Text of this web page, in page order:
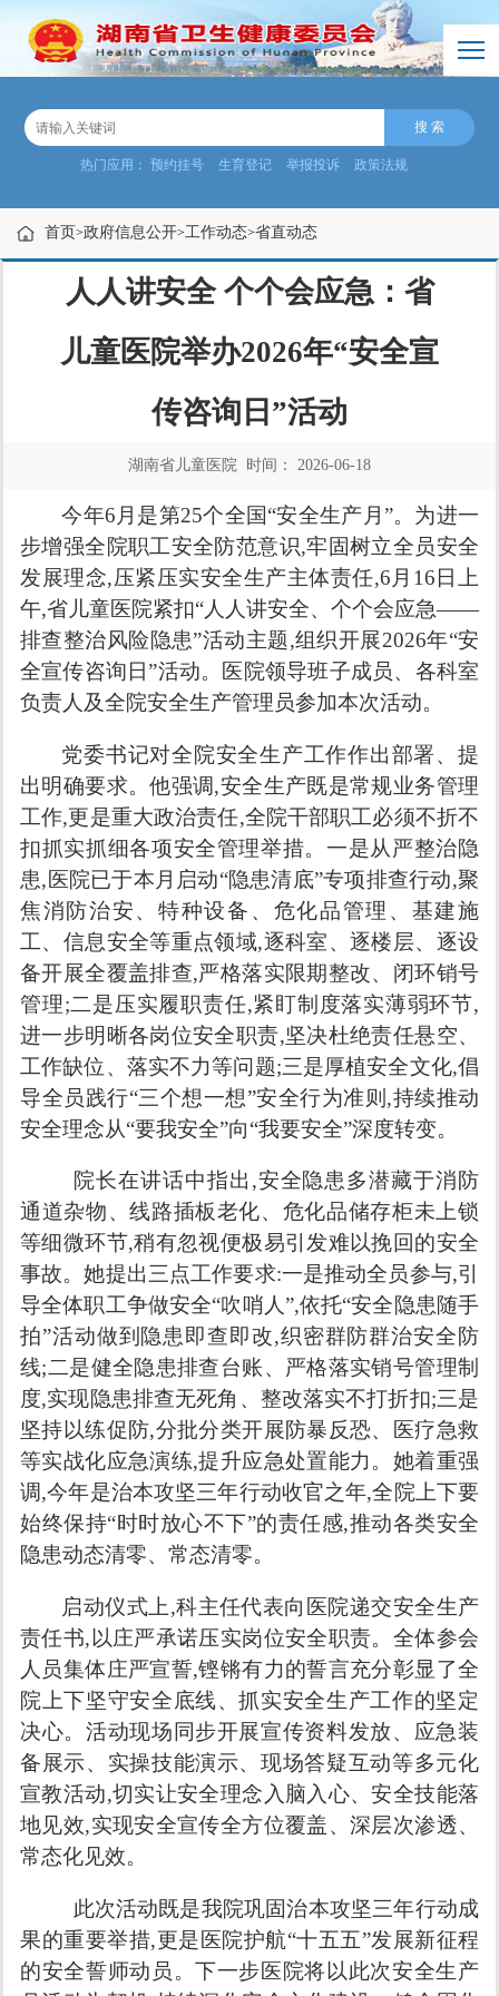
热门应用： 预约挂号 生育登记 举报投诉 政策法规
首页>政府信息公开>工作动态>省直动态
人人讲安全 个个会应急：省
儿童医院举办2026年“安全宣
传咨询日”活动
湖南省儿童医院 时间： 2026-06-18
今年6月是第25个全国“安全生产月”。为进一
步增强全院职工安全防范意识,牢固树立全员安全
发展理念,压紧压实安全生产主体责任,6月16日上
午,省儿童医院紧扣“人人讲安全、个个会应急——
排查整治风险隐患”活动主题,组织开展2026年“安
全宣传咨询日”活动。医院领导班子成员、各科室
负责人及全院安全生产管理员参加本次活动。
党委书记对全院安全生产工作作出部署、提
出明确要求。他强调,安全生产既是常规业务管理
工作,更是重大政治责任,全院干部职工必须不折不
扣抓实抓细各项安全管理举措。一是从严整治隐
患,医院已于本月启动“隐患清底”专项排查行动,聚
焦消防治安、特种设备、危化品管理、基建施
工、信息安全等重点领域,逐科室、逐楼层、逐设
备开展全覆盖排查,严格落实限期整改、闭环销号
管理;二是压实履职责任,紧盯制度落实薄弱环节,
进一步明晰各岗位安全职责,坚决杜绝责任悬空、
工作缺位、落实不力等问题;三是厚植安全文化,倡
导全员践行“三个想一想”安全行为准则,持续推动
安全理念从“要我安全”向“我要安全”深度转变。
院长在讲话中指出,安全隐患多潜藏于消防
通道杂物、线路插板老化、危化品储存柜未上锁
等细微环节,稍有忽视便极易引发难以挽回的安全
事故。她提出三点工作要求:一是推动全员参与,引
导全体职工争做安全“吹哨人”,依托“安全隐患随手
拍”活动做到隐患即查即改,织密群防群治安全防
线;二是健全隐患排查台账、严格落实销号管理制
度,实现隐患排查无死角、整改落实不打折扣;三是
坚持以练促防,分批分类开展防暴反恐、医疗急救
等实战化应急演练,提升应急处置能力。她着重强
调,今年是治本攻坚三年行动收官之年,全院上下要
始终保持“时时放心不下”的责任感,推动各类安全
隐患动态清零、常态清零。
启动仪式上,科主任代表向医院递交安全生产
责任书,以庄严承诺压实岗位安全职责。全体参会
人员集体庄严宣誓,铿锵有力的誓言充分彰显了全
院上下坚守安全底线、抓实安全生产工作的坚定
决心。活动现场同步开展宣传资料发放、应急装
备展示、实操技能演示、现场答疑互动等多元化
宣教活动,切实让安全理念入脑入心、安全技能落
地见效,实现安全宣传全方位覆盖、深层次渗透、
常态化见效。
此次活动既是我院巩固治本攻坚三年行动成
果的重要举措,更是医院护航“十五五”发展新征程
的安全誓师动员。下一步医院将以此次安全生产